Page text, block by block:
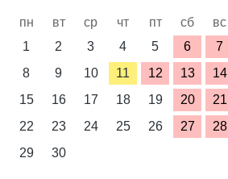
пн вт ср чт пт сб
вс
1
2 3 4 5 6
7
8
9 10 11 12 13
14
15
16 17 18 19 20
21
22
23 24 25 26 27
28
29
30